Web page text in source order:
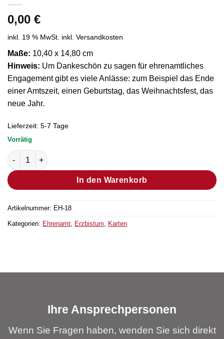
0,00 €
inkl. 19 % MwSt. inkl. Versandkosten
Maße: 10,40 x 14,80 cm
Hinweis: Um Dankeschön zu sagen für ehrenamtliches
Engagement gibt es viele Anlässe: zum Beispiel das Ende
einer Amtszeit, einen Geburtstag, das Weihnachtsfest, das
neue Jahr.
Lieferzeit: 5-7 Tage
Vorrätig
Dankeschönkarte “Gold” fürs Ehrenamt Menge
In den Warenkorb
Artikelnummer: EH-18
Kategorien: Ehrenamt Erzbistum Karten
Ihre Ansprechpersonen
Wenn Sie Fragen haben, wenden Sie sich direkt